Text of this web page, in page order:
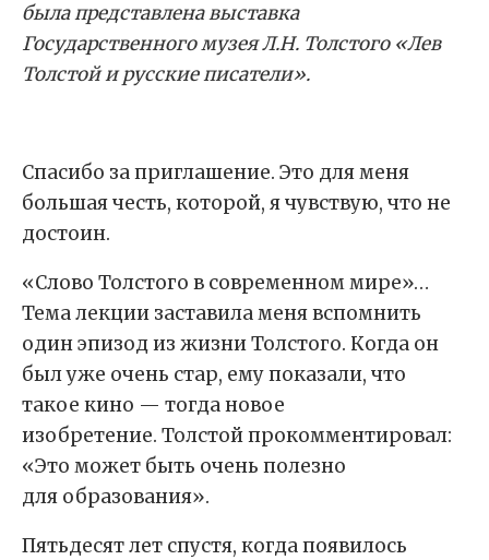
былапредставленавыставка
Государственного музея Л.Н. Толстого«Лев
Толстой и русские писатели».
Спасибо за приглашение. Это для меня
большая честь, которой, я чувствую, что не
достоин.
«Cлово Toлcтого в современном мире»…
Тема лекции заставила меня вспомнить
один эпизод из жизни Толстого. Когда он
был уже очень стар, ему показали, что
такое кино — тогда новое
изобретение. Толстой прокомментировал:
«Это может быть очень полезно
для образования».
Пятьдесят лет спустя, когда появилось